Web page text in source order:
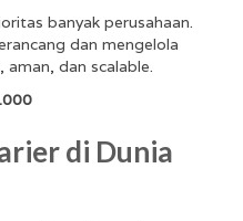
banyak perusahaan.
dan mengelola
dan scalable.
di Dunia